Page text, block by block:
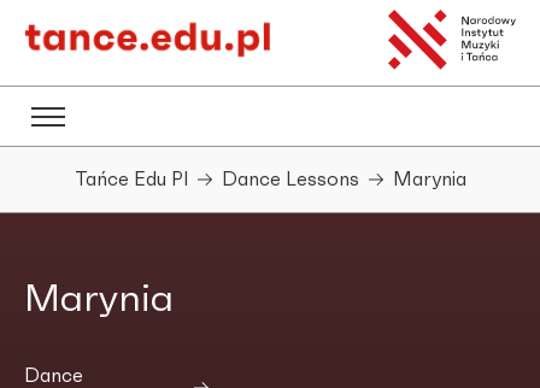
Tańce Edu Pl Dance Lessons Marynia
Marynia
Dance